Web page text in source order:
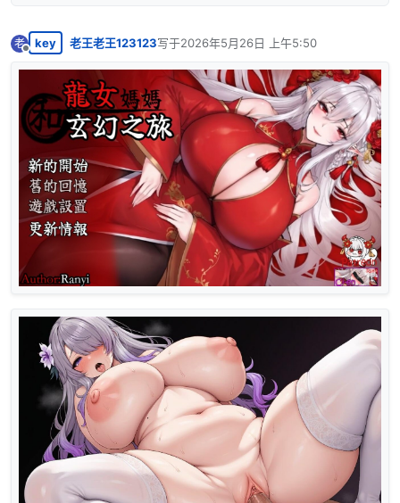
老
离线
key 老王老王123123写于2026年5月26日 上午5:50
最后由 编辑